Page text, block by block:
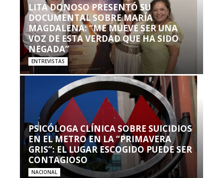
LITA DONOSO PRESENTÓ SU
DOCUMENTAL SOBRE MARÍA
MAGDALENA: “ME MUEVE SER UNA
VOZ DE ESTA VERDAD QUE HA SIDO
NEGADA”
ENTREVISTAS
PSICÓLOGA CLÍNICA SOBRE SUICIDIOS
EN EL METRO EN LA “PRIMAVERA
GRIS”: EL LUGAR ESCOGIDO PUEDE SER
CONTAGIOSO
NACIONAL